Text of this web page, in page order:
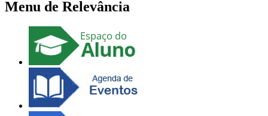
Menu de Relevância